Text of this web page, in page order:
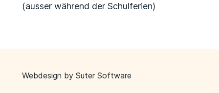
(ausser während der Schulferien)
Webdesign by Suter Software